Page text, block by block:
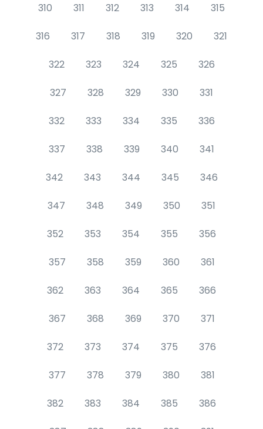
310 311 312 313 314 315
316 317 318 319 320 321
322 323 324 325 326
327 328 329 330 331
332 333 334 335 336
337 338 339 340 341
342 343 344 345 346
347 348 349 350 351
352 353 354 355 356
357 358 359 360 361
362 363 364 365 366
367 368 369 370 371
372 373 374 375 376
377 378 379 380 381
382 383 384 385 386